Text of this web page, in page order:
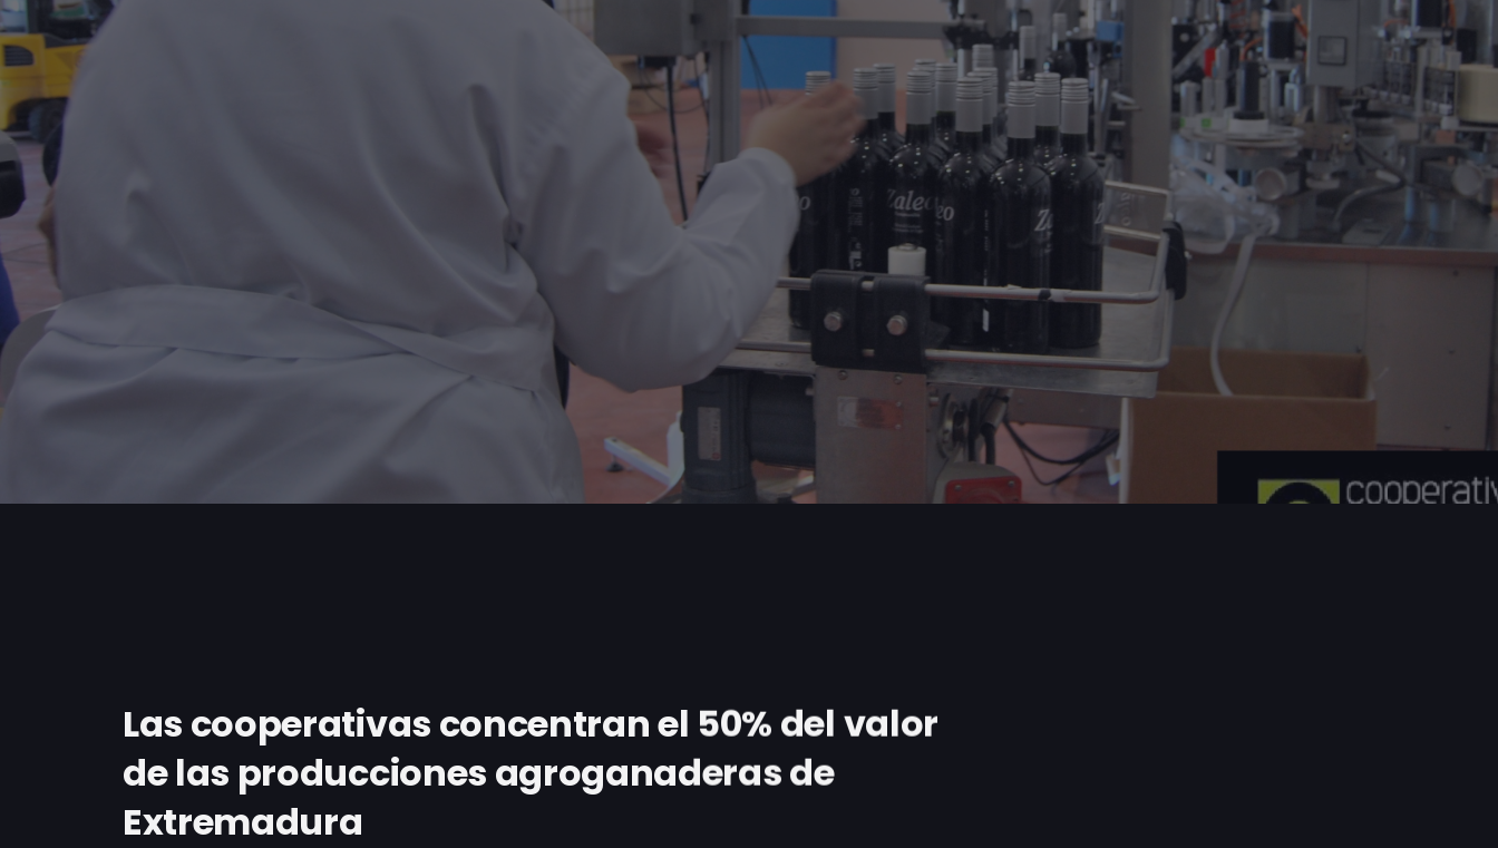
Las cooperativas concentran el 50% del valor
de las producciones agroganaderas de
Extremadura